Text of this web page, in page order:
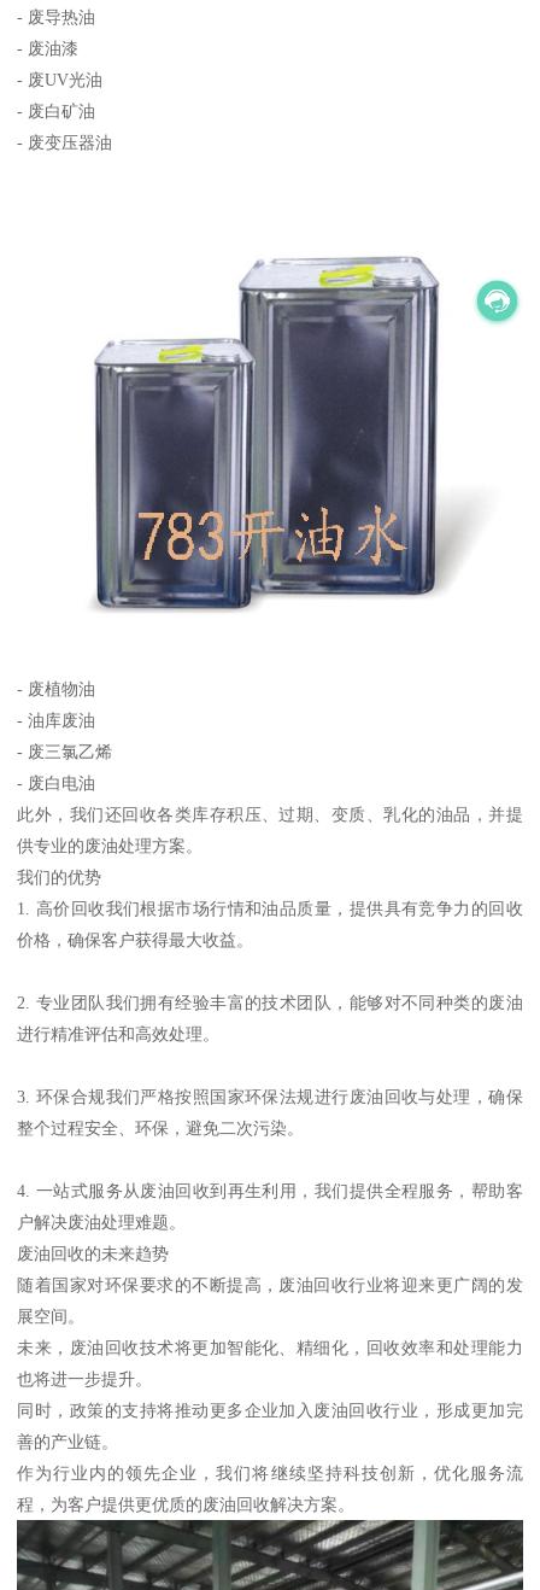
- 废导热油
- 废油漆
- 废UV光油
- 废白矿油
- 废变压器油
- 废植物油
- 油库废油
- 废三氯乙烯
- 废白电油
此外，我们还回收各类库存积压、过期、变质、乳化的油品，并提
供专业的废油处理方案。
我们的优势
1. 高价回收我们根据市场行情和油品质量，提供具有竞争力的回收
价格，确保客户获得最大收益。
2. 专业团队我们拥有经验丰富的技术团队，能够对不同种类的废油
进行精准评估和高效处理。
3. 环保合规我们严格按照国家环保法规进行废油回收与处理，确保
整个过程安全、环保，避免二次污染。
4. 一站式服务从废油回收到再生利用，我们提供全程服务，帮助客
户解决废油处理难题。
废油回收的未来趋势
随着国家对环保要求的不断提高，废油回收行业将迎来更广阔的发
展空间。
未来，废油回收技术将更加智能化、精细化，回收效率和处理能力
也将进一步提升。
同时，政策的支持将推动更多企业加入废油回收行业，形成更加完
善的产业链。
作为行业内的领先企业，我们将继续坚持科技创新，优化服务流
程，为客户提供更优质的废油回收解决方案。